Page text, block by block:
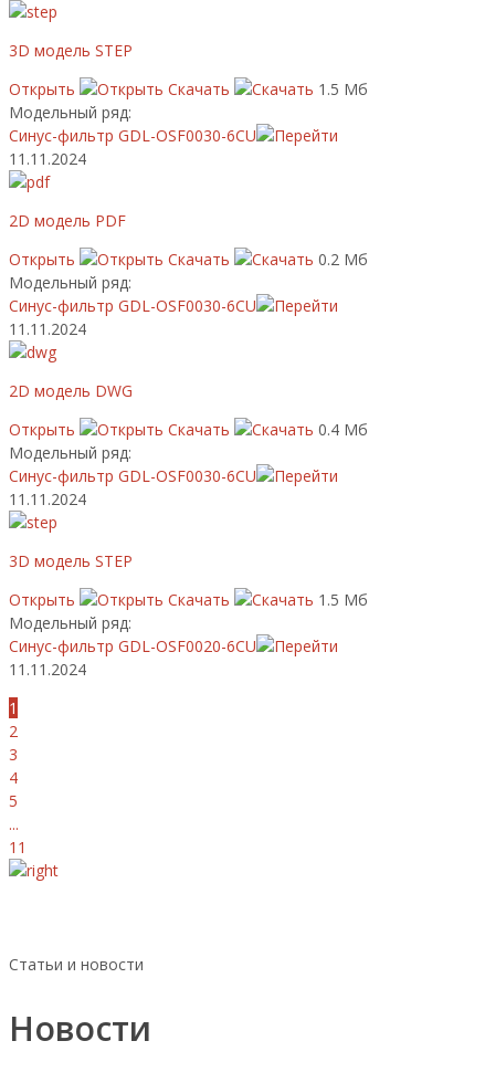
3D модель STEP
Открыть
Скачать
1.5 Мб
Модельный ряд:
Синус-фильтр GDL-OSF0030-6CU
11.11.2024
2D модель PDF
Открыть
Скачать
0.2 Мб
Модельный ряд:
Синус-фильтр GDL-OSF0030-6CU
11.11.2024
2D модель DWG
Открыть
Скачать
0.4 Мб
Модельный ряд:
Синус-фильтр GDL-OSF0030-6CU
11.11.2024
3D модель STEP
Открыть
Скачать
1.5 Мб
Модельный ряд:
Синус-фильтр GDL-OSF0020-6CU
11.11.2024
1
2
3
4
5
...
11
Статьи и новости
Новости